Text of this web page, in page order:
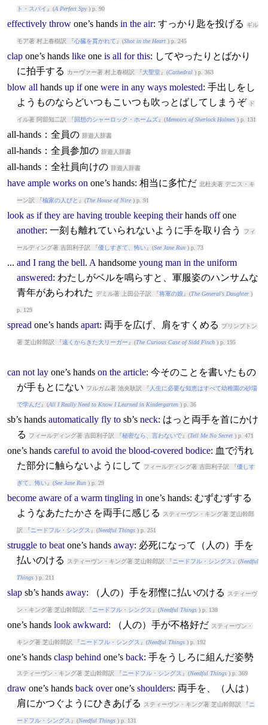
ト・スパイ 』(A Perfect Spy) p. 90
effectively throwone’s hands in the air: すっかり匙を投げる ギル
モア著 村上春樹訳 『心臓を貫かれて 』(Shot in the Heart) p. 245
clapone’s hands likeone is all for this: してやったりとばかり
に拍手する
カーヴァー著 村上春樹訳 『大聖堂』(Cathedral) p. 363
blow all hands up ifone were in any ways molested: 手出しをし
ようものならどいつもこいつも吹っとばしてしまうぞ ド
イル著 阿部知二訳 『 回想のシャーロック・ホームズ』(Memoirs of Sherlock Holmes) p. 131
all-hands：全員の 辞遊人辞書
all-hands：全員参加の 辞遊人辞書
all-hands：全社員向けの 辞遊人辞書
have ample works on one’s hands: 相当に多忙だ 北杜夫著 デニス・キ
ーン訳 『楡家の人びと 』(The House of Nire) p. 91
look as if they are having trouble keeping their hands offone
another: 一刻も離れていられないように手を取り合う フィ
ールディング著 吉田利子訳 『優しすぎて、怖い』(See Jane Run) p. 73
... and I rang the bell. A handsome young man in the uniform
answered: わたしがベルを鳴らすと、軍服姿のハンサムな
青年があらわれた
デミル著 上田公子訳 『将軍の娘 』(The General's Daughter)
p. 129
spread one’s hands apart: 両手を広げ、肩をすくめる プリンプトン
著 芝山幹郎訳 『遠くからきた大リーガー 』(The Curious Case of Sidd Finch) p. 195
can not layone’s hands on the article: 今そのことを書いたもの
が手もとにない フルガム著 池央耿訳 『 人生に必要な知恵はすべて幼稚園の砂場
で学んだ』(All I Really Need to Know I Learned in Kindergarten) p. 36
sb’s hands automatically fly tosb’s neck: はっと両手を首にかけ
る
フィールディング著 吉田利子訳 『秘密なら、言わないで』(Tell Me No Secret) p. 471
one’s hands careful to avoid the blood-covered bodice: 血で汚れ
た部分に触らないようにして
フィールディング著 吉田利子訳 『優しす
ぎて、怖い』(See Jane Run) p. 29
become aware of a warm tingling in one’s hands: むずむずする
ようなあたたかさを両手に感じる
スティーヴン・キング著 芝山幹郎
訳 『 ニードフル・シングス 』(Needful Things) p. 251
struggle to beatone’s hands away: 必死になって（人の）手を
払いのける
スティーヴン・キング著 芝山幹郎訳 『 ニードフル・シングス 』(Needful
Things) p. 211
slapsb’s hands away: （人の）手を邪慳に払いのける スティーヴ
ン・キング著 芝山幹郎訳 『 ニードフル・シングス 』(Needful Things) p. 138
one’s hands look awkward: （人の）手が不格好だ スティーヴン・
キング著 芝山幹郎訳 『 ニードフル・シングス 』(Needful Things) p. 192
one’s hands clasp behind one’s back: 手をうしろに組んだ姿勢
スティーヴン・キング著 芝山幹郎訳 『 ニードフル・シングス 』(Needful Things) p. 369
drawone’s hands back overone’s shoulders: 両手を、（人は）
肩にかつぐようにひきあげる
スティーヴン・キング著 芝山幹郎訳 『 ニ
ードフル・シングス 』(Needful Things) p. 131